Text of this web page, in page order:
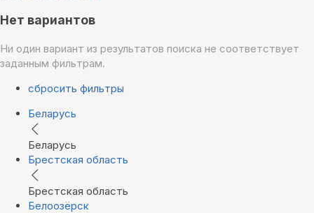
Нет вариантов
Ни один вариант из результатов поиска не соответствует
заданным фильтрам.
сбросить фильтры
Беларусь
Беларусь
Брестская область
Брестская область
Белоозёрск